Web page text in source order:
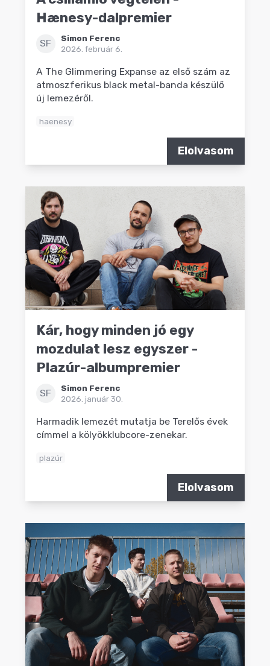
Hænesy-dalpremier
SF
Simon Ferenc
2026. február 6.
A The Glimmering Expanse az első szám az
atmoszferikus black metal-banda készülő
új lemezéről.
haenesy
Elolvasom
Kár, hogy minden jó egy
mozdulat lesz egyszer -
Plazúr-albumpremier
SF
Simon Ferenc
2026. január 30.
Harmadik lemezét mutatja be Terelős évek
címmel a kölyökklubcore-zenekar.
plazúr
Elolvasom